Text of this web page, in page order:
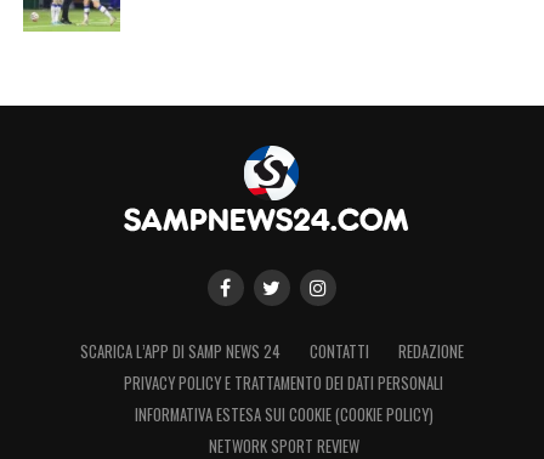
SCARICA L’APP DI SAMP NEWS 24 CONTATTI
REDAZIONE
PRIVACY POLICY E TRATTAMENTO DEI DATI PERSONALI
INFORMATIVA ESTESA SUI COOKIE (COOKIE POLICY)
NETWORK SPORT REVIEW